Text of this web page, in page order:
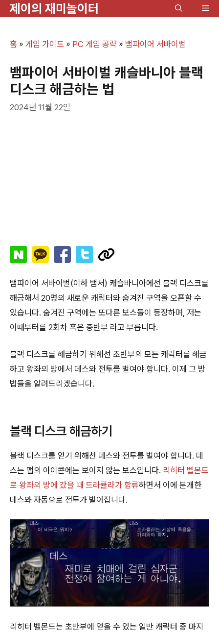
제이의 재미놀이터
메
홈 » 게임 가이드 » PC 게임 공략 » 뱀파이어 서바이벌
뱀파이어 서바이벌 캐슬바니아 블랙
디스크 해금하는 법
2024년 11월 22일
뱀파이어 서바이벌(이하 뱀서) 캐슬바니아에선 블랙 디스크를
해금해서 20명의 새로운 캐릭터와 숨겨진 구역을 오픈할 수
있습니다. 숨겨진 구역에는 또다른 보스들이 등장하며, 저는
이때부터를 2회차 혹은 중반부 라고 부릅니다.
블랙 디스크를 해금하기 위해선 초반부의 모든 캐릭터를 해금
하고 왕좌의 방에서 데스와 전투를 벌여야 합니다. 이제 그 방
법들을 알려드리겠습니다.
블랙 디스크 해금하기
블랙 디스크를 얻기 위해선 데스와 전투를 벌여야 합니다. 데
스는 맵의 아이콘에는 보이지 않는 보스입니다. 리히터 벨몬드
로 왕좌의 방에 갔을 때 드라큘라가 합류하면서 이에 분개한
데스와 자동으로 전투가 벌어집니다.
리히터 벨몬드는 초반부에 얻을 수 있는 일반 캐릭터 중 마지